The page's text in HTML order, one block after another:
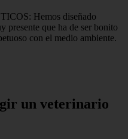
Hemos diseñado
presente que ha de ser bonito
con el medio ambiente.
un veterinario